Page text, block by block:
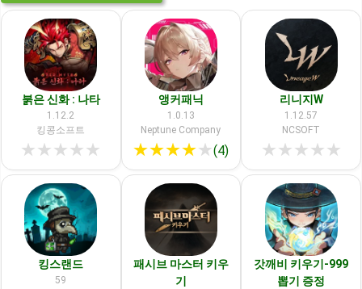
붉은 신화 : 나타
1.12.2
킹콩소프트
★★★★★
앵커패닉
1.0.13
Neptune Company
★★★★★(4)
리니지W
1.12.57
NCSOFT
★★★★★
킹스랜드
59
패시브 마스터 키우
기
갓깨비 키우기-999
뽑기 증정